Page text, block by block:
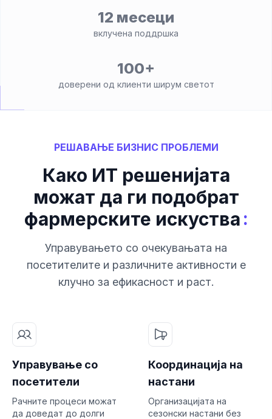
12 месеци
вклучена поддршка
100+
доверени од клиенти ширум светот
РЕШАВАЊЕ БИЗНИС ПРОБЛЕМИ
Како ИТ решенијата
можат да ги подобрат
фармерските искуства:
Управувањето со очекувањата на
посетителите и различните активности е
клучно за ефикасност и раст.
Управување со
посетители
Рачните процеси можат
да доведат до долги
Координација на
настани
Организацијата на
сезонски настани без